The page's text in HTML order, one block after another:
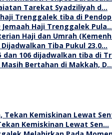
Tarekat Syadziliyah d…
Haji Trenggalek
Tiba Pukul 23.0…
Bertahan di Makkah,
Kemiskinan Lewat Sen…